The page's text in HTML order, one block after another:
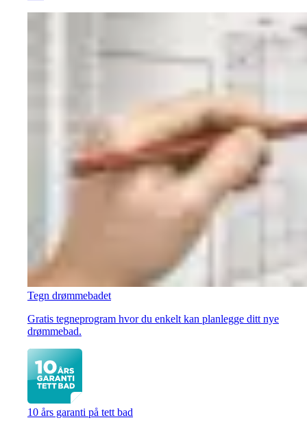
Tegn drømmebadet
Gratis tegneprogram hvor du enkelt kan planlegge ditt nye
drømmebad.
10 års garanti på tett bad